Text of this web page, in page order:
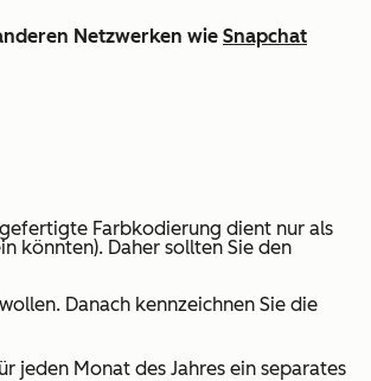
Netzwerken wie Snapchat
Farbkodierung dient nur als
könnten). Daher sollten Sie den
Danach kennzeichnen Sie die
jeden Monat des Jahres ein separates